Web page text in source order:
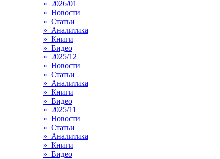
» 2026/01
» Новости
» Статьи
» Аналитика
» Книги
» Видео
» 2025/12
» Новости
» Статьи
» Аналитика
» Книги
» Видео
» 2025/11
» Новости
» Статьи
» Аналитика
» Книги
» Видео